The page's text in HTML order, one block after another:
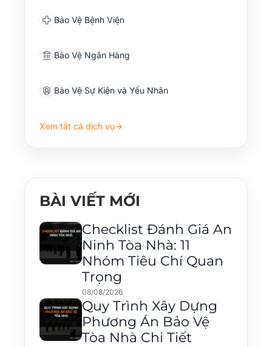
Bảo Vệ Bệnh Viện
Bảo Vệ Ngân Hàng
Bảo Vệ Sự Kiện và Yếu Nhân
Xem tất cả dịch vụ→
BÀI VIẾT MỚI
Checklist Đánh Giá An
Ninh Tòa Nhà: 11
Nhóm Tiêu Chí Quan
Trọng
08/08/2026
Quy Trình Xây Dựng
Phương Án Bảo Vệ
Tòa Nhà Chi Tiết